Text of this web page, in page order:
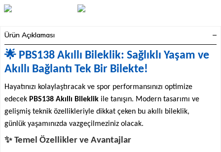
Ürün Açıklaması
🌟 PBS138 Akıllı Bileklik: Sağlıklı Yaşam ve
Akıllı Bağlantı Tek Bir Bilekte!
Hayatınızı kolaylaştıracak ve spor performansınızı optimize
edecek PBS138 Akıllı Bileklik ile tanışın. Modern tasarımı ve
gelişmiş teknik özellikleriyle dikkat çeken bu akıllı bileklik,
günlük yaşamınızda vazgeçilmeziniz olacak.
✨ Temel Özellikler ve Avantajlar